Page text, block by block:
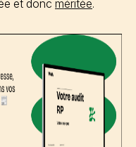
et donc méritée.